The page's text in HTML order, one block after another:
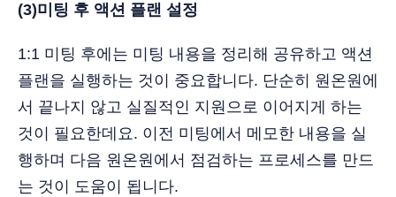
(3)미팅 후 액션 플랜 설정
1:1 미팅 후에는 미팅 내용을 정리해 공유하고 액션
플랜을 실행하는 것이 중요합니다. 단순히 원온원에
서 끝나지 않고 실질적인 지원으로 이어지게 하는
것이 필요한데요. 이전 미팅에서 메모한 내용을 실
행하며 다음 원온원에서 점검하는 프로세스를 만드
는 것이 도움이 됩니다.